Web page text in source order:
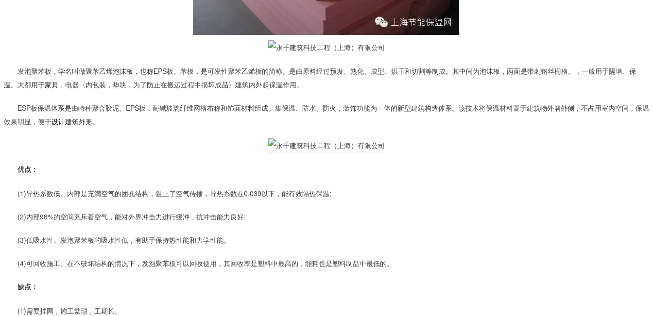
发泡聚苯板，学名叫做聚苯乙烯泡沫板，也称EPS板、苯板，是可发性聚苯乙烯板的简称。是由原料经过预发、熟化、成型、烘干和切割等制成。其中间为泡沫板，两面是带刺钢丝栅格。，一般用于隔墙、保
温。大都用于家具 ，电器〈内包装，垫块，为了防止在搬运过程中损坏成品〉建筑内外起保温作用。
ESP板保温体系是由特种聚合胶泥、EPS板，耐碱玻璃纤维网格布称和饰面材料组成。集保温、防水、防火，装饰功能为一体的新型建筑构造体系。该技术将保温材料置于建筑物外墙外侧，不占用室内空间，保温
效果明显，便于设计建筑外形。
优点：
(1)导热系数低。内部是充满空气的团孔结构，阻止了空气传播，导热系数在0.039以下，能有效隔热保温;
(2)内部98%的空间充斥着空气，能对外界冲击力进行缓冲，抗冲击能力良好;
(3)低吸水性。发泡聚苯板的吸水性低，有助于保持热性能和力学性能。
(4)可回收施工。在不破坏结构的情况下，发泡聚苯板可以回收使用，其回收率是塑料中最高的，能耗也是塑料制品中最低的。
缺点：
(1)需要挂网，施工繁琐，工期长。